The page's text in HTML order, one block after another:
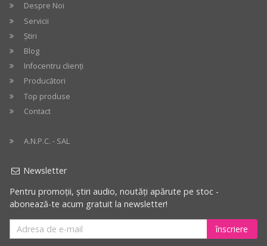
Despre Noi
Servicii
Știri
Blog
Infocentru clienți
Producători
Top produse
Contact
A.N.P.C. - SAL
Newsletter
Pentru promoții, știri audio, noutăți apărute pe stoc -
abonează-te acum gratuit la newsletter!
înscriere